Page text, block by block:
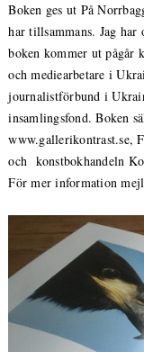
Boken ges ut På
har tillsammans. Jag
boken kommer ut
och mediearbetare i
journalistförbund i
insamlingsfond. Boken
www.gallerikontrast.se,
och konstbokhandeln
För mer information